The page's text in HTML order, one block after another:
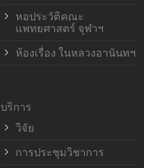
หอประวัติคณะ
แพทยศาสตร์ จุฬาฯ
ห้องเรื่อง ในหลวงอานันทฯ
บริการ
วิจัย
การประชุมวิชาการ